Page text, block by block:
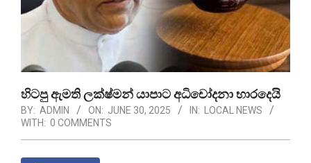
හිටපු ඇමති ලක්ෂ්මන් යාපාට අධිචෝදනා භාරදෙයි
BY: ADMIN ON: JUNE 30, 2025 IN:
LOCAL NEWS
WITH: 0 COMMENTS